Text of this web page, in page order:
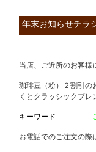
年末お知らせチラ
当店、ご近所のお客様
珈琲豆（粉）２割引の
くとクラッシックブレ
キーワード
お電話でのご注文の際